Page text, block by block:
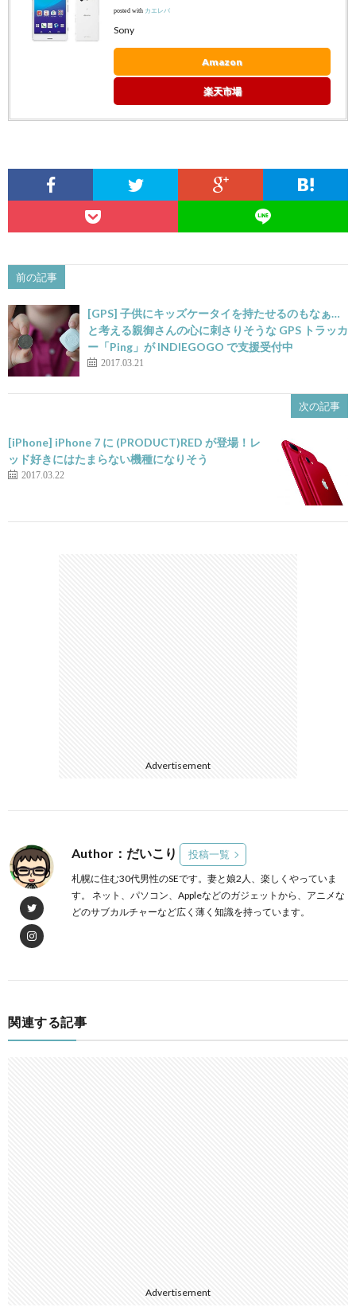
posted with カエレバ
Sony
Amazon
楽天市場
前の記事
[GPS] 子供にキッズケータイを持たせるのもなぁ…
と考える親御さんの心に刺さりそうな GPS トラッカ
ー「Ping」が INDIEGOGO で支援受付中
2017.03.21
次の記事
[iPhone] iPhone 7 に (PRODUCT)RED が登場！レ
ッド好きにはたまらない機種になりそう
2017.03.22
Advertisement
Author：だいこり 投稿一覧
札幌に住む30代男性のSEです。妻と娘2人、楽しくやっていま
す。 ネット、パソコン、Appleなどのガジェットから、アニメな
どのサブカルチャーなど広く薄く知識を持っています。
関連する記事
Advertisement